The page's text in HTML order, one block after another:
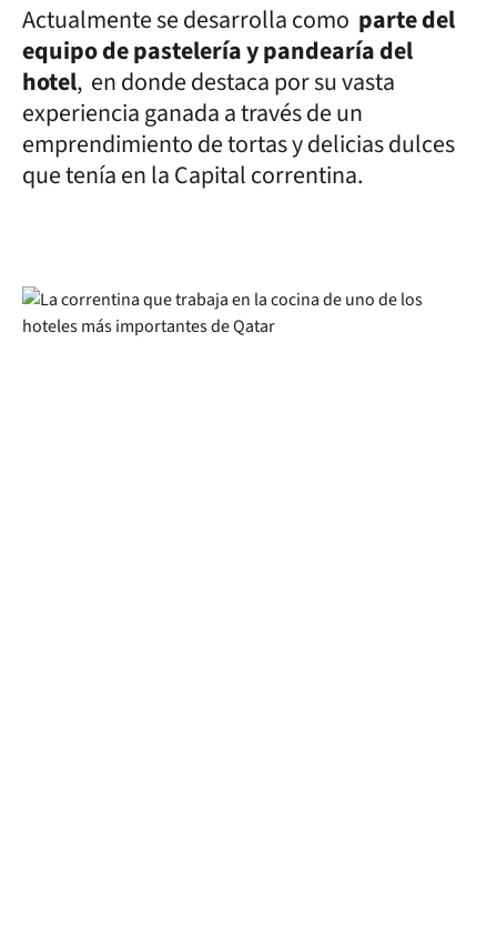
Actualmente se desarrolla como parte del
equipo de pastelería y pandearía del
hotel, en donde destaca por su vasta
experiencia ganada a través de un
emprendimiento de tortas y delicias dulces
que tenía en la Capital correntina.